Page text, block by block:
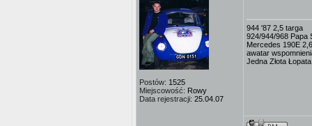
Postów: 1525
Miejscowość: Rowy
Data rejestracji: 25.04.07
944 '87 2,5 targa
924/944/968 Papa
Mercedes 190E
awatar
Jedna Złota Łopata